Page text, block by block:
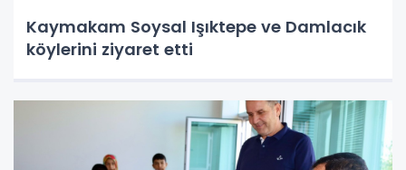
Kaymakam Soysal Işıktepe ve Damlacık
köylerini ziyaret etti